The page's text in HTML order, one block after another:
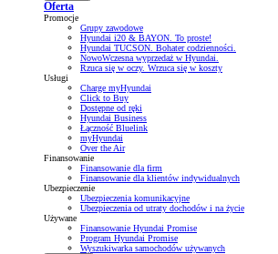
Oferta
Promocje
Grupy zawodowe
Hyundai i20 & BAYON. To proste!
Hyundai TUCSON. Bohater codzienności.
NowoWczesna wyprzedaż w Hyundai.
Rzuca się w oczy. Wrzuca się w koszty
Usługi
Charge myHyundai
Click to Buy
Dostępne od ręki
Hyundai Business
Łączność Bluelink
myHyundai
Over the Air
Finansowanie
Finansowanie dla firm
Finansowanie dla klientów indywidualnych
Ubezpieczenie
Ubezpieczenia komunikacyjne
Ubezpieczenia od utraty dochodów i na życie
Używane
Finansowanie Hyundai Promise
Program Hyundai Promise
Wyszukiwarka samochodów używanych